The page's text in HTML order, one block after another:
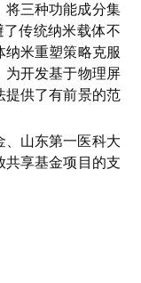
将三种功能成分集
了传统纳米载体不
纳米重塑策略克服
为开发基于物理屏
提供了有前景的范
、山东第一医科大
共享基金项目的支